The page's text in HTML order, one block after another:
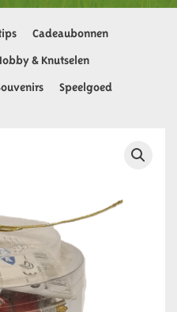
Cadeaubonnen
& Knutselen
Speelgoed